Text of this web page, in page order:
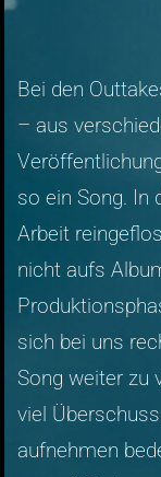
Bei den
– aus
so ein Song. In
Arbeit
nicht aufs
sich bei uns
Song weiter zu
viel
aufnehmen